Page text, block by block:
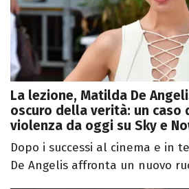
La lezione, Matilda De
oscuro della verità: un caso
violenza da oggi su Sky e
Dopo i successi al cinema e in
De Angelis affronta un nuovo